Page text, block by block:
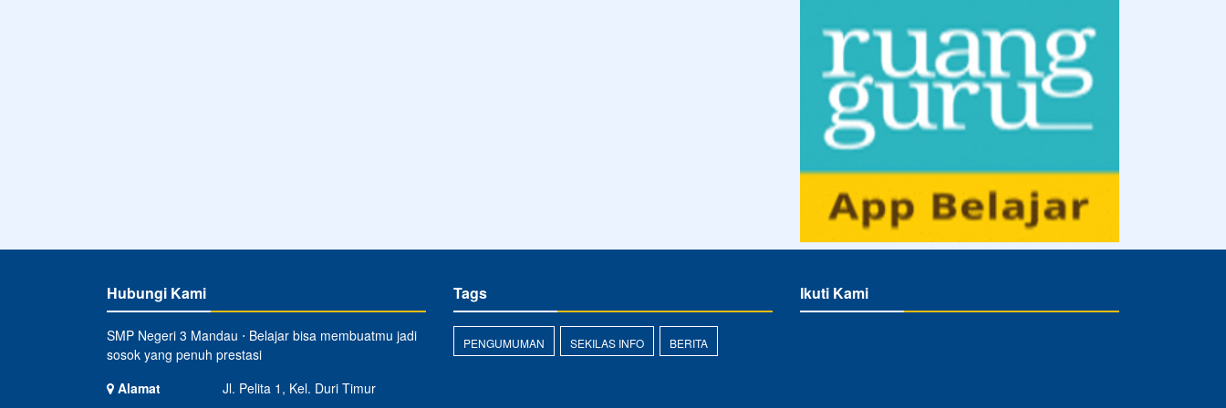
Hubungi Kami
SMP Negeri 3 Mandau ⋅ Belajar bisa membuatmu jadi
sosok yang penuh prestasi
Alamat
Jl. Pelita 1, Kel. Duri Timur
Tags
PENGUMUMAN SEKILAS INFO BERITA
Ikuti Kami